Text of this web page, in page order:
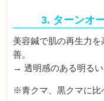
3. ターンオ
美容鍼で肌の再生力
善。
→ 透明感のある明るい
※青クマ、黒クマに比